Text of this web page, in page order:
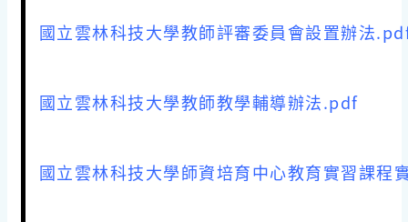
國立雲林科技大學教師評審委員會設置辦法
國立雲林科技大學教師教學輔導辦法.pdf
國立雲林科技大學師資培育中心教育實習課程